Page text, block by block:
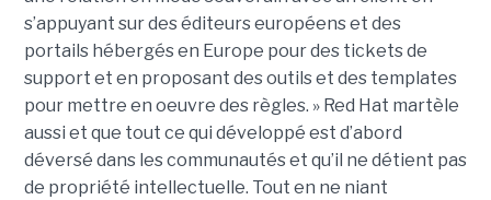
s’appuyant sur des éditeurs européens et des
portails hébergés en Europe pour des tickets de
support et en proposant des outils et des templates
pour mettre en oeuvre des règles. » Red Hat martèle
aussi et que tout ce qui développé est d’abord
déversé dans les communautés et qu’il ne détient pas
de propriété intellectuelle. Tout en ne niant